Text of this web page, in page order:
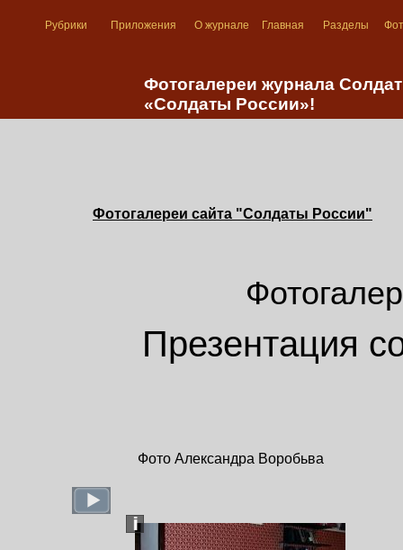
Рубрики Приложения О журнале Главная Разделы
Фотогалереи журнала
«Солдаты России»!
Фотогалереи сайта "Солдаты России"
Презентация
Фото Александра Воробьва